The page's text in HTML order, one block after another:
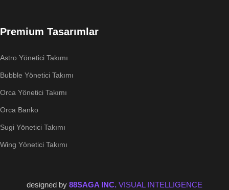
Premium Tasarımlar
Astro Yönetici Takımı
Bubble Yönetici Takımı
Orca Yönetici Takımı
Orca Banko
Sugi Yönetici Takımı
Wing Yönetici Takımı
designed by 88SAGA INC. VISUAL INTELLIGENCE